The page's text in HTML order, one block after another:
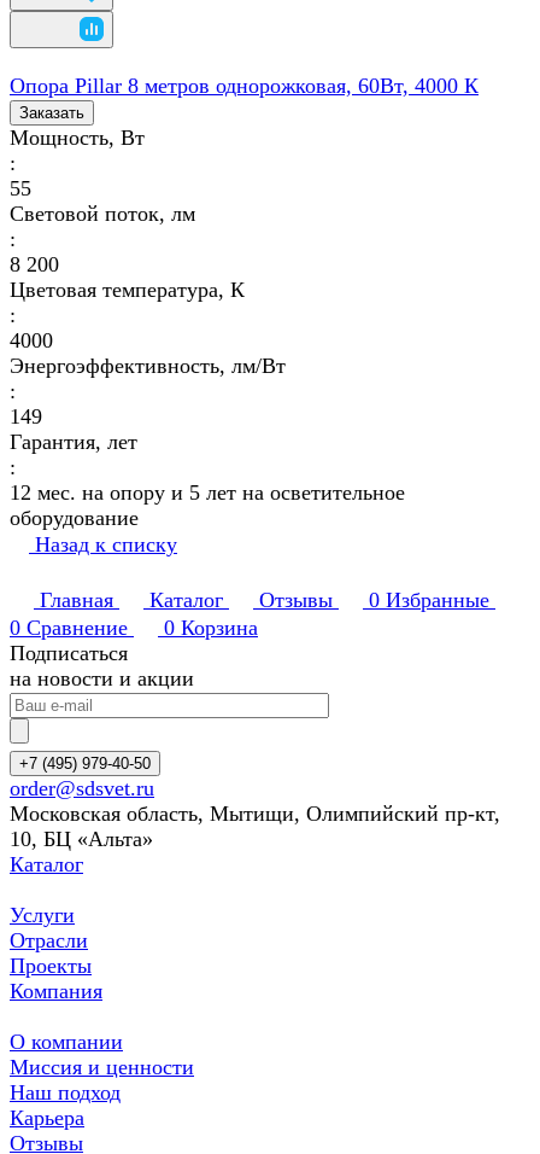
Опора Pillar 8 метров однорожковая, 60Вт, 4000 К
Заказать
Мощность, Вт
:
55
Световой поток, лм
:
8 200
Цветовая температура, К
:
4000
Энергоэффективность, лм/Вт
:
149
Гарантия, лет
:
12 мес. на опору и 5 лет на осветительное
оборудование
Назад к списку
Главная Каталог Отзывы 0 Избранные
0 Сравнение 0 Корзина
Подписаться
на новости и акции
+7 (495) 979-40-50
order@sdsvet.ru
Московская область, Мытищи, Олимпийский пр-кт,
10, БЦ «Альта»
Каталог
Услуги
Отрасли
Проекты
Компания
О компании
Миссия и ценности
Наш подход
Карьера
Отзывы